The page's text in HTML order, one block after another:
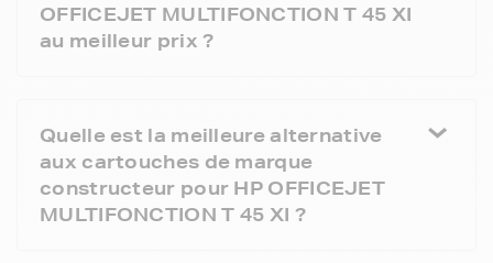
OFFICEJET MULTIFONCTION T 45 XI
au meilleur prix ?
Quelle est la meilleure alternative
aux cartouches de marque
constructeur pour HP OFFICEJET
MULTIFONCTION T 45 XI ?